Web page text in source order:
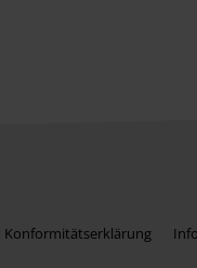
Konformitätserklärung